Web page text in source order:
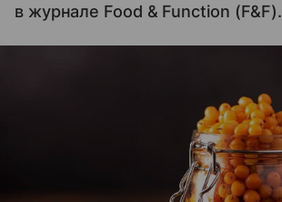
в журнале Food & Function (F&F).